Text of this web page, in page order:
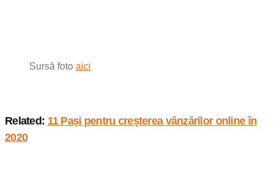
Sursă foto aici
Related: 11 Pași pentru creșterea vânzărilor online în
2020